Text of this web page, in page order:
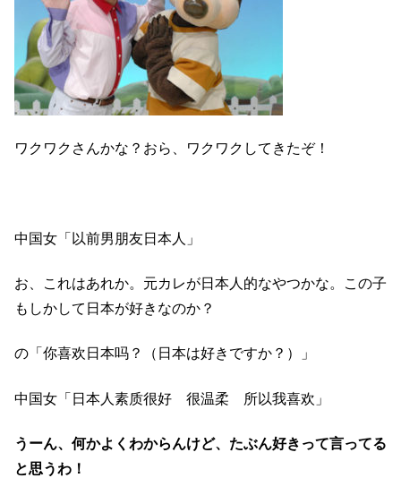
ワクワクさんかな？おら、ワクワクしてきたぞ！
中国女「以前男朋友日本人」
お、これはあれか。元カレが日本人的なやつかな。この子
もしかして日本が好きなのか？
の「你喜欢日本吗？（日本は好きですか？）」
中国女「日本人素质很好 很温柔 所以我喜欢」
うーん、何かよくわからんけど、たぶん好きって言ってる
と思うわ！